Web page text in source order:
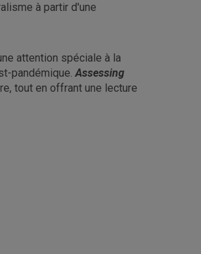
à partir d'une
attention spéciale à la
pandémique.Assessing
tout en offrant une lecture